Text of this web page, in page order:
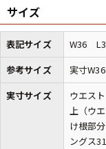
Search by
バンド
Tシャツ
USA製
サイズ
表記サイズ
W36
参考サイズ
実寸W36
実寸サイズ
ウエス
上（ウ
け根部
ングス